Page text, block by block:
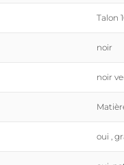
Talon
noir
noir
oui ,